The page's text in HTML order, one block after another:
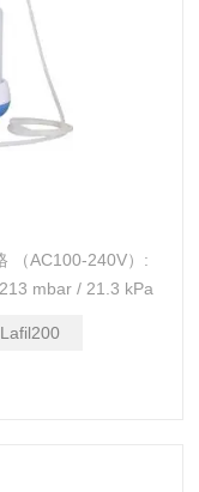
（AC100-240V）:
mbar / 21.3 kPa
: 2.07 Kg
Lafil200